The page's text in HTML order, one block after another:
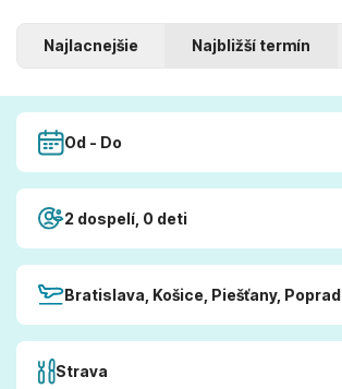
Najlacnejšie Najbližší termín
Od - Do
2 dospelí, 0 deti
Bratislava, Košice, Piešťany, Poprad
Strava